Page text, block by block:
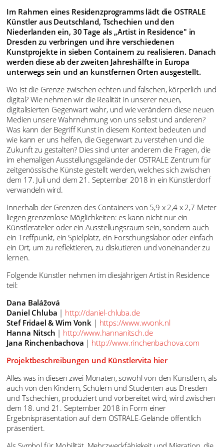
Im Rahmen eines Residenzprogramms lädt die OSTRALE
Künstler aus Deutschland, Tschechien und den
Niederlanden ein, 30 Tage als „Artist in Residence" in
Dresden zu verbringen und ihre verschiedenen
Kunstprojekte in sieben Containern zu realisieren. Danach
werden diese ab der zweiten Jahreshälfte in Europa
unterwegs sein und an kunstfernen Orten ausgestellt.
Wo ist die Grenze zwischen echten und falschen, körperlich und
digital? Wie nehmen wir die Realität in unserer neuen,
digitalisierten Gegenwart wahr, und wie verändern diese neuen
Medien unsere Wahrnehmung von uns selbst und anderen?
Was kann der Begriff Kunst in diesem Kontext bedeuten und
wie kann er uns helfen, die Gegenwart zu verstehen und die
Zukunft zu gestalten? Dies sind unter anderem die Fragen, die
im ehemaligen Ausstellungsgelände der OSTRALE Zentrum für
zeitgenössische Künste gestellt werden, welches sich zwischen
dem 17. Juli und dem 21. September 2018 in ein Künstlerdorf
verwandeln wird.
Innerhalb der Grenzen des Containers von 5,9 x 2,4 x 2,7 Meter
liegen grenzenlose Möglichkeiten: es kann nicht nur ein
Künstleratelier oder ein Ausstellungsraum sein, sondern auch
ein Treffpunkt, ein Spielplatz, ein Forschungslabor oder einfach
ein Ort, um zu reflektieren, zu diskutieren und voneinander zu
lernen.
Folgende Künstler nehmen im diesjährigen Artist in Residence
teil:
Dana Balážová
Daniel Chluba | http://daniel-chluba.de
Stef Fridael & Wim Vonk | https://www.wvonk.nl
Hanna Nitsch | http://www.hannanitsch.de
Jana Rinchenbachova | http://www.rinchenbachova.com
Projektbeschreibungen und Künstlervita hier
Alles was in diesen zwei Monaten, sowohl von den Künstlern, als
auch von den Kindern, Schülern und Studenten aus Dresden
und Tschechien, produziert und vorbereitet wird, wird zwischen
dem 18. und 21. September 2018 in Form einer
Ergebnispräsentation auf dem OSTRALE-Gelände öffentlich
präsentiert.